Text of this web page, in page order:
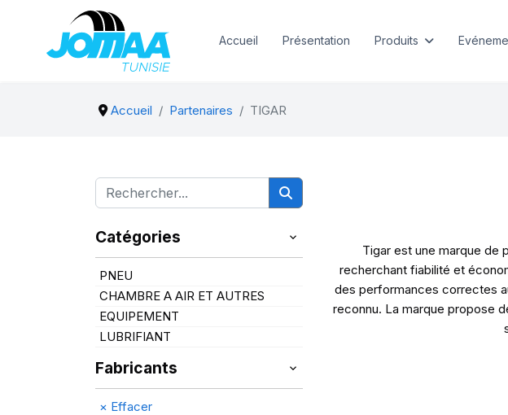
Accueil Présentation Produits
Accueil Partenaires TIGAR
Catégories
PNEU
CHAMBRE A AIR ET AUTRES
EQUIPEMENT
LUBRIFIANT
Fabricants
× Effacer
Tigar est une marque de
recherchant fiabilité et
des performances correctes
reconnu. La marque propose